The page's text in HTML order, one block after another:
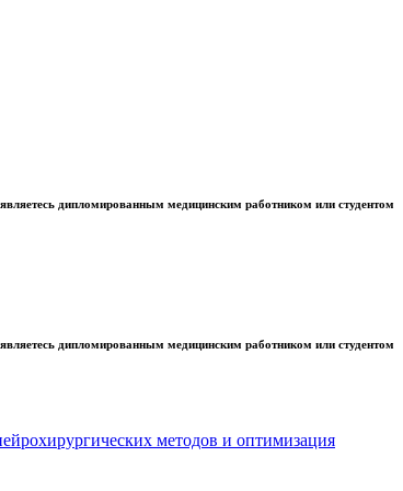
дипломированным медицинским работником или студентом
дипломированным медицинским работником или студентом
методов и оптимизация